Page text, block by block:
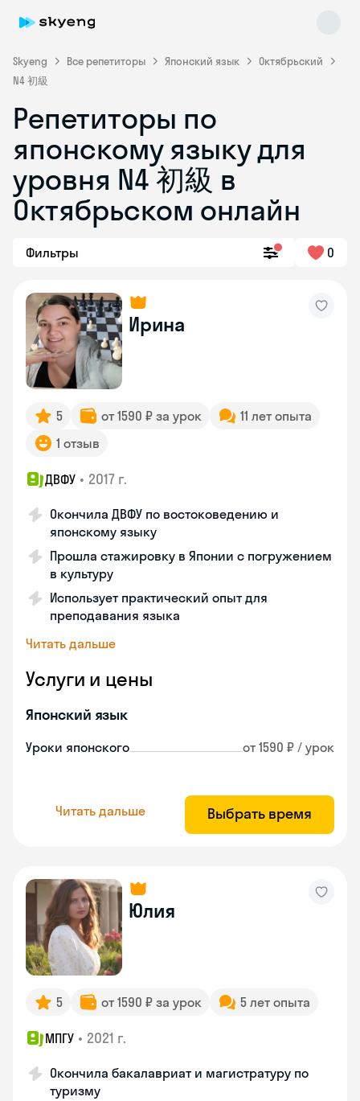
Skyeng Все репетиторы Японский язык
Октябрьский
N4 初級
Репетиторы по
японскому языку для
уровня N4 初級 в
Октябрьском онлайн
Фильтры 0
Ирина
5 от 1590 ₽ за урок
11 лет опыта
1 отзыв
ДВФУ • 2017 г.
Окончила ДВФУ по востоковедению и
японскому языку
Прошла стажировку в Японии с погружением
в культуру
Использует практический опыт для
преподавания языка
Читать дальше
Услуги и цены
Японский язык
Уроки японского от 1590 ₽ / урок
Читать дальше Выбрать время
Юлия
5 от 1590 ₽ за урок 5 лет опыта
МПГУ • 2021 г.
Окончила бакалавриат и магистратуру по
туризму
Skyeng Chat